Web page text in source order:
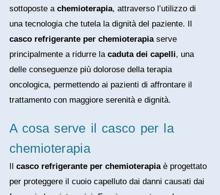
sottoposte a chemioterapia, attraverso l’utilizzo di
una tecnologia che tutela la dignità del paziente. Il
casco refrigerante per chemioterapiaserve
principalmente a ridurre la caduta dei capelli, una
delle conseguenze più dolorose della terapia
oncologica, permettendo ai pazienti di affrontare il
trattamento con maggiore serenità e dignità.
A cosa serve il casco per la
chemioterapia
Il casco refrigerante per chemioterapiaè progettato
per proteggere il cuoio capelluto dai danni causati dai